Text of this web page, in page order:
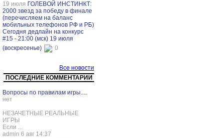
19 июля ГОЛЕВОЙ ИНСТИНКТ:
2000 звезд за победу в финале
(перечисляем на баланс
мобильных телефонов РФ и РБ)
Сегодня дедлайн на конкурс
#15 - 21:00 (мск) 19 июля
(воскресенье)
0
Все новости
ПОСЛЕДНИЕ КОММЕНТАРИИ
Вопросы по правилам игры....
нет
НЕЗАЧЕТНЫЕ РЕАЛЬНЫЕ
ИГРЫ
Если ...
admin 6 авг 14:37